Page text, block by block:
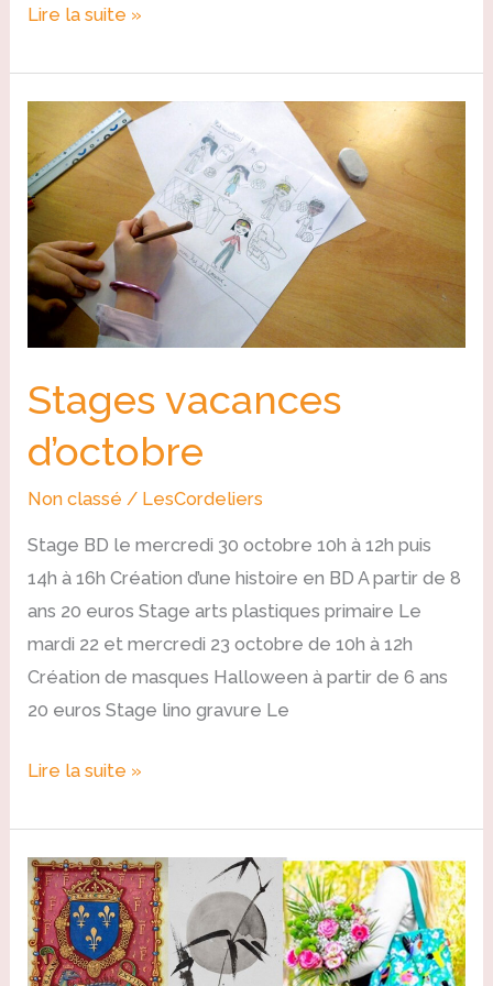
Lire la suite »
Stages vacances
d’octobre
Non classé / LesCordeliers
Stage BD le mercredi 30 octobre 10h à 12h puis
14h à 16h Création d’une histoire en BD A partir de 8
ans 20 euros Stage arts plastiques primaire Le
mardi 22 et mercredi 23 octobre de 10h à 12h
Création de masques Halloween à partir de 6 ans
20 euros Stage lino gravure Le
Stages
vacances
d’octobre
Lire la suite »
Stages
enfant
juillet